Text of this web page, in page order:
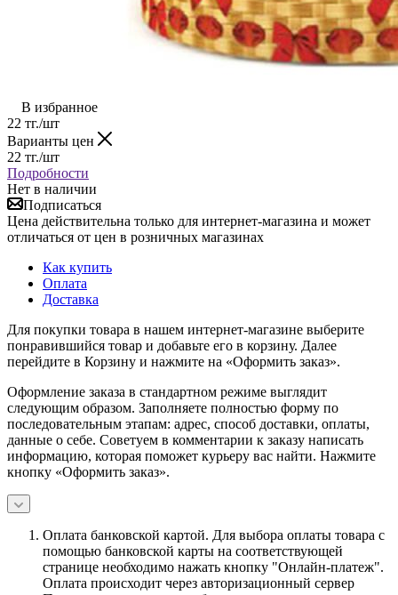
В избранное
22 тг./шт
Варианты цен
22 тг./шт
Подробности
Нет в наличии
Подписаться
Цена действительна только для интернет-магазина и может
отличаться от цен в розничных магазинах
Как купить
Оплата
Доставка
Для покупки товара в нашем интернет-магазине выберите
понравившийся товар и добавьте его в корзину. Далее
перейдите в Корзину и нажмите на «Оформить заказ».
Оформление заказа в стандартном режиме выглядит
следующим образом. Заполняете полностью форму по
последовательным этапам: адрес, способ доставки, оплаты,
данные о себе. Советуем в комментарии к заказу написать
информацию, которая поможет курьеру вас найти. Нажмите
кнопку «Оформить заказ».
Оплата банковской картой. Для выбора оплаты товара с
помощью банковской карты на соответствующей
странице необходимо нажать кнопку "Онлайн-платеж".
Оплата происходит через авторизационный сервер